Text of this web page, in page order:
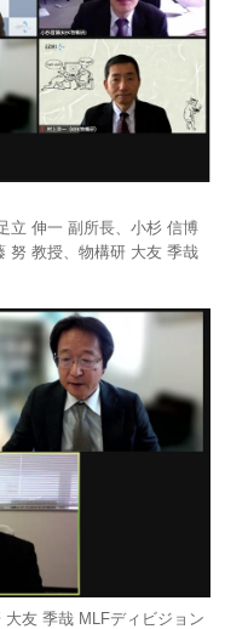
立 伸一 副所長、小杉 信博
努 教授、物構研 大友 季哉
大友 季哉 MLFディビジョン